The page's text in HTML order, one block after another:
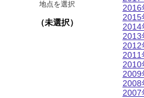
地点を選択
（未選択）
2016
2015
2014
2013
2012
2011
2010
2009
2008
2007